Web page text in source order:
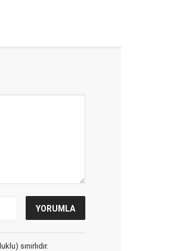
sınırlıdır.